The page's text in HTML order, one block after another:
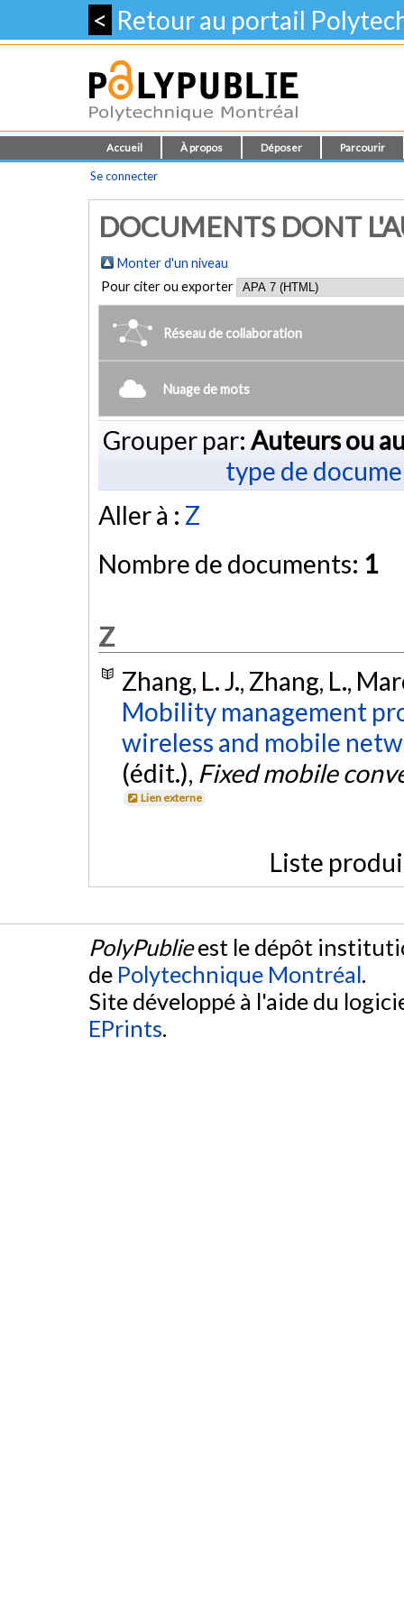
< Retour au portail
Accueil À propos Déposer Parcourir
Se connecter
DOCUMENTS DONT
Monter d'un niveau
Pour citer ou exporter
Réseau de collaboration
Nuage de mots
Grouper par: Auteurs ou
type de
Aller à : Z
Nombre de documents: 1
Z
Zhang, L. J., Zhang, L.,
Mobility management
wireless and mobile
(édit.), Fixed mobile
Lien externe
Liste
PolyPublieest le dépôt
de Polytechnique Montréal.
Site développé à l'aide du
EPrints.